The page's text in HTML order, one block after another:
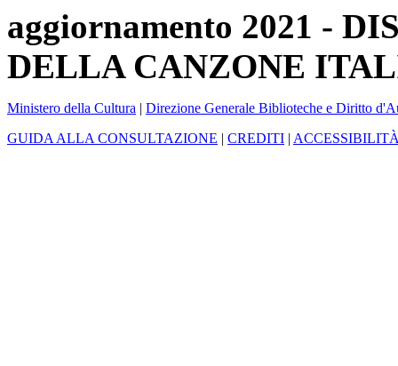
aggiornamento 2021 -
DELLA CANZONE
Ministero della Cultura | Direzione Generale Biblioteche e Diritto
GUIDA ALLA CONSULTAZIONE | CREDITI |